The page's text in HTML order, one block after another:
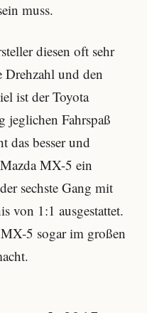
muss.
diesen oft sehr
Drehzahl und den
ist der Toyota
jeglichen Fahrspaß
das besser und
MX-5 ein
sechste Gang mit
von 1:1 ausgestattet.
5 sogar im großen